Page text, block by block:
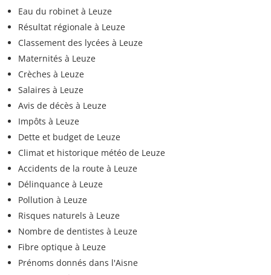
Eau du robinet à Leuze
Résultat régionale à Leuze
Classement des lycées à Leuze
Maternités à Leuze
Crèches à Leuze
Salaires à Leuze
Avis de décès à Leuze
Impôts à Leuze
Dette et budget de Leuze
Climat et historique météo de Leuze
Accidents de la route à Leuze
Délinquance à Leuze
Pollution à Leuze
Risques naturels à Leuze
Nombre de dentistes à Leuze
Fibre optique à Leuze
Prénoms donnés dans l'Aisne